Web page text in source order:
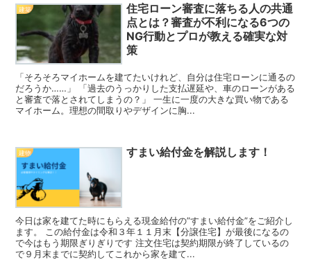
建築
住宅ローン審査に落ちる人の共通
点とは？審査が不利になる6つの
NG行動とプロが教える確実な対
策
「そろそろマイホームを建てたいけれど、自分は住宅ローンに通るの
だろうか……」 「過去のうっかりした支払遅延や、車のローンがある
と審査で落とされてしまうの？」 一生に一度の大きな買い物である
マイホーム。理想の間取りやデザインに胸...
建物 すまい給付金を解説します！
今日は家を建てた時にもらえる現金給付の”すまい給付金”をご紹介し
ます。 この給付金は令和３年１１月末【分譲住宅】が最後になるの
で今はもう期限ぎりぎりです 注文住宅は契約期限が終了しているの
で９月末までに契約してこれから家を建て...